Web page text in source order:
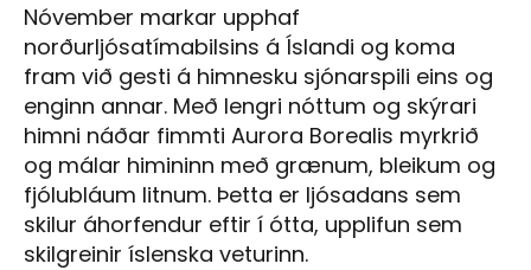
Nóvember markar upphaf
norðurljósatímabilsins á Íslandi og koma
fram við gesti á himnesku sjónarspili eins og
enginn annar. Með lengri nóttum og skýrari
himni náðar fimmti Aurora Borealis myrkrið
og málar himininn með grænum, bleikum og
fjólubláum litnum. Þetta er ljósadans sem
skilur áhorfendur eftir í ótta, upplifun sem
skilgreinir íslenska veturinn.